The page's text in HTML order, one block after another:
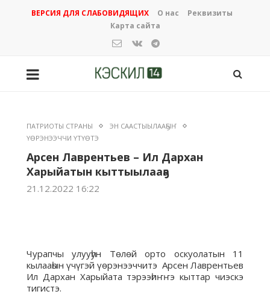
ВЕРСИЯ ДЛЯ СЛАБОВИДЯЩИХ О нас
Реквизиты
Карта сайта
ПАТРИОТЫ СТРАНЫ
ЭН СААСТЫЫЛААҔЫҤ
ҮӨРЭНЭЭЧЧИ ҮТҮӨТЭ
Арсен Лаврентьев – Ил Дархан
Харыйатын кыттыылааҕа
21.12.2022 16:22
Чурапчы улууһун Төлөй орто оскуолатын 11
кылааһын үчүгэй үөрэнээччитэ Арсен Лаврентьев
Ил Дархан Харыйата тэрээһиҥҥэ кыттар чиэскэ
тигистэ.